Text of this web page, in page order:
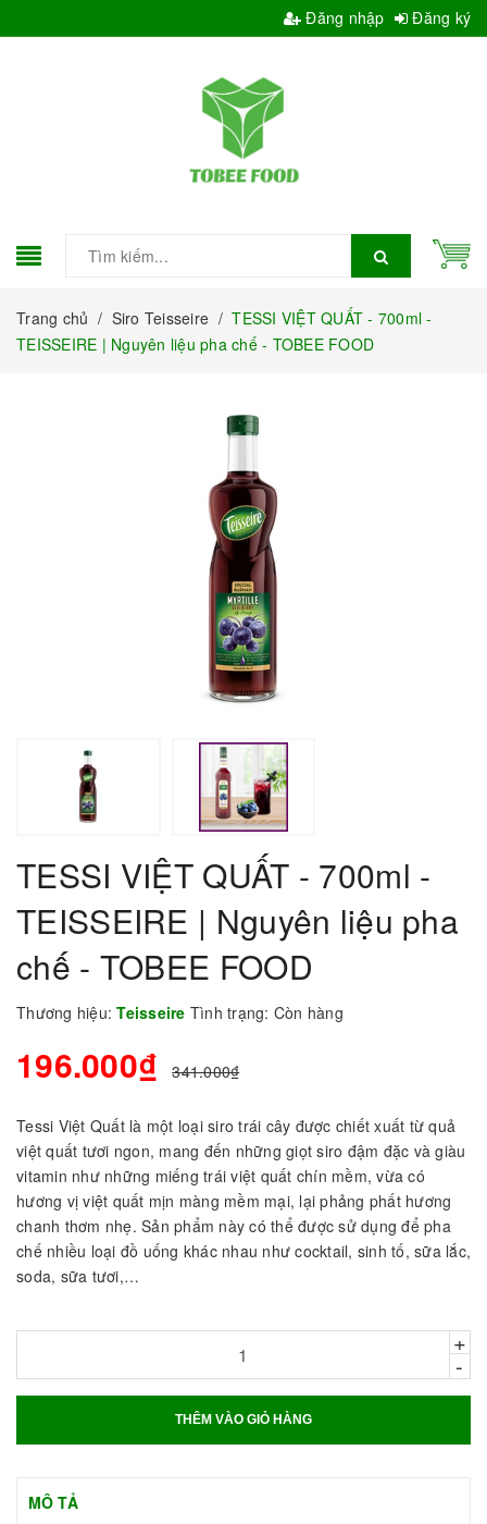
Đăng nhập Đăng ký
Trang chủ / Siro Teisseire / TESSI VIỆT QUẤT - 700ml -
TEISSEIRE | Nguyên liệu pha chế - TOBEE FOOD
TESSI VIỆT QUẤT - 700ml -
TEISSEIRE | Nguyên liệu pha
chế - TOBEE FOOD
Thương hiệu: Teisseire Tình trạng: Còn hàng
196.000₫ 341.000₫
Tessi Việt Quất là một loại siro trái cây được chiết xuất từ quả
việt quất tươi ngon, mang đến những giọt siro đậm đặc và giàu
vitamin như những miếng trái việt quất chín mềm, vừa có
hương vị việt quất mịn màng mềm mại, lại phảng phất hương
chanh thơm nhẹ. Sản phẩm này có thể được sử dụng để pha
chế nhiều loại đồ uống khác nhau như cocktail, sinh tố, sữa lắc,
soda, sữa tươi,…
+
-
THÊM VÀO GIỎ HÀNG
MÔ TẢ